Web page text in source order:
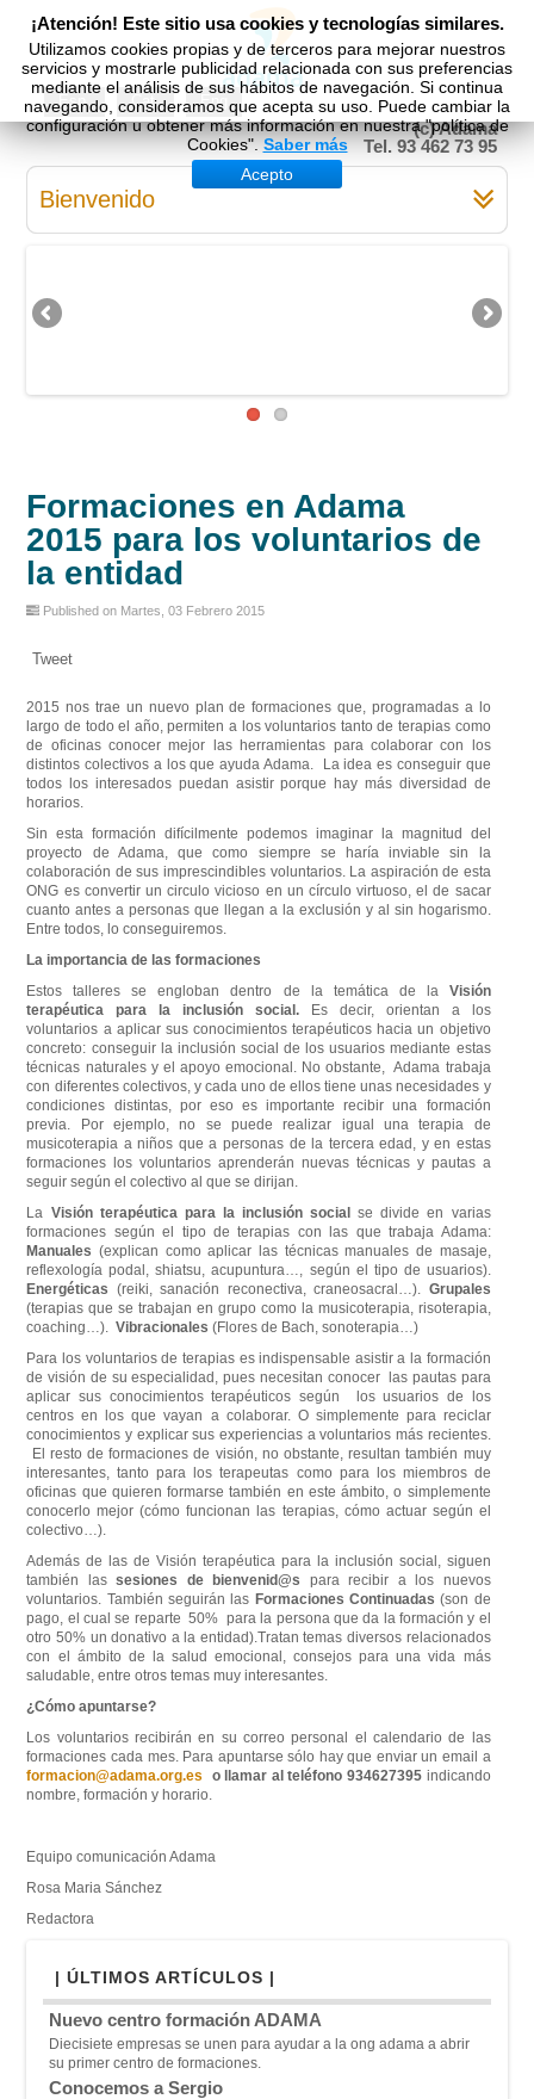
Esp Cat Eng
(c) Adama
Tel. 93 462 73 95
¡Atención! Este sitio usa cookies y tecnologías similares.
Utilizamos cookies propias y de terceros para mejorar nuestros
servicios y mostrarle publicidad relacionada con sus preferencias
mediante el análisis de sus hábitos de navegación. Si continua
navegando, consideramos que acepta su uso. Puede cambiar la
configuración u obtener más información en nuestra "política de
Cookies". Saber más
Acepto
Bienvenido
Formaciones en Adama
2015 para los voluntarios de
la entidad
Published on Martes, 03 Febrero 2015
Tweet
2015 nos trae un nuevo plan de formaciones que, programadas a lo
largo de todo el año, permiten a los voluntarios tanto de terapias como
de oficinas conocer mejor las herramientas para colaborar con los
distintos colectivos a los que ayuda Adama. La idea es conseguir que
todos los interesados puedan asistir porque hay más diversidad de
horarios.
Sin esta formación difícilmente podemos imaginar la magnitud del
proyecto de Adama, que como siempre se haría inviable sin la
colaboración de sus imprescindibles voluntarios. La aspiración de esta
ONG es convertir un circulo vicioso en un círculo virtuoso, el de sacar
cuanto antes a personas que llegan a la exclusión y al sin hogarismo.
Entre todos, lo conseguiremos.
La importancia de las formaciones
Estos talleres se engloban dentro de la temática de la Visión
terapéutica para la inclusión social. Es decir, orientan a los
voluntarios a aplicar sus conocimientos terapéuticos hacia un objetivo
concreto: conseguir la inclusión social de los usuarios mediante estas
técnicas naturales y el apoyo emocional. No obstante, Adama trabaja
con diferentes colectivos, y cada uno de ellos tiene unas necesidades y
condiciones distintas, por eso es importante recibir una formación
previa. Por ejemplo, no se puede realizar igual una terapia de
musicoterapia a niños que a personas de la tercera edad, y en estas
formaciones los voluntarios aprenderán nuevas técnicas y pautas a
seguir según el colectivo al que se dirijan.
La Visión terapéutica para la inclusión social se divide en varias
formaciones según el tipo de terapias con las que trabaja Adama:
Manuales (explican como aplicar las técnicas manuales de masaje,
reflexología podal, shiatsu, acupuntura…, según el tipo de usuarios).
Energéticas
(reiki, sanación reconectiva, craneosacral…). Grupales
(terapias que se trabajan en grupo como la musicoterapia, risoterapia,
coaching…).Vibracionales (Flores de Bach, sonoterapia…)
Para los voluntarios de terapias es indispensable asistir a la formación
de visión de su especialidad, pues necesitan conocer las pautas para
aplicar sus conocimientos terapéuticos según los usuarios de los
centros en los que vayan a colaborar. O simplemente para reciclar
conocimientos y explicar sus experiencias a voluntarios más recientes.
El resto de formaciones de visión, no obstante, resultan también muy
interesantes, tanto para los terapeutas como para los miembros de
oficinas que quieren formarse también en este ámbito, o simplemente
conocerlo mejor (cómo funcionan las terapias, cómo actuar según el
colectivo…).
Además de las de Visión terapéutica para la inclusión social, siguen
también lassesiones de bienvenid@s para recibir a los nuevos
voluntarios. También seguirán las Formaciones Continuadas (son de
pago, el cual se reparte 50% para la persona que da la formación y el
otro 50% un donativo a la entidad).Tratan temas diversos relacionados
con el ámbito de la salud emocional, consejos para una vida más
saludable, entre otros temas muy interesantes.
¿Cómo apuntarse?
Los voluntarios recibirán en su correo personal el calendario de las
formaciones cada mes. Para apuntarse sólo hay que enviar un email a
formacion@adama.org.es
o llamar al teléfono 934627395 indicando
nombre, formación y horario.
Equipo comunicación Adama
Rosa Maria Sánchez
Redactora
| ÚLTIMOS ARTÍCULOS |
Nuevo centro formación ADAMA
Diecisiete empresas se unen para ayudar a la ong adama a abrir
su primer centro de formaciones.
Conocemos a Sergio